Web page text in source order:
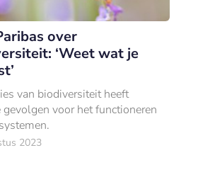
over
‘Weet wat je
van biodiversiteit heeft
gevolgen voor het functioneren
2023